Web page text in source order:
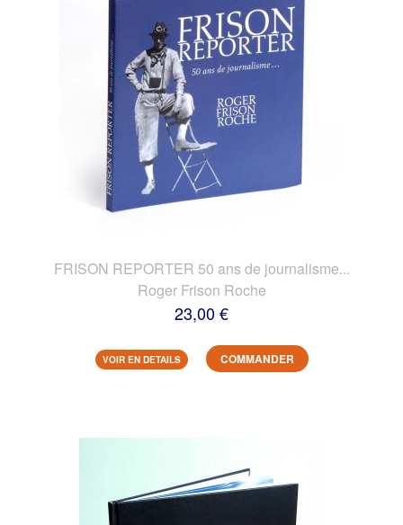
FRISON REPORTER 50 ans de journalisme...
Roger Frison Roche
23,00 €
VOIR EN DETAILS COMMANDER